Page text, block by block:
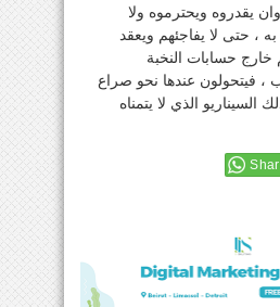
يقدروه ويحترموه ولا
، حتى لا يفاجئهم ويعقد
خارج حسابات النخبة
، فيتحولون عندها نحو صراع
السيناريو الذي لا يتمناه